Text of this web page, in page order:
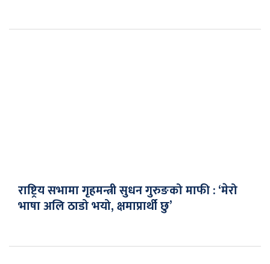
राष्ट्रिय सभामा गृहमन्त्री सुधन गुरुङको माफी : ‘मेरो
भाषा अलि ठाडो भयो, क्षमाप्रार्थी छु’